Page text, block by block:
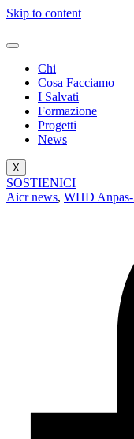
Skip to content
Chi
Cosa Facciamo
I Salvati
Formazione
Progetti
News
X
SOSTIENICI
Aicr news, WHD